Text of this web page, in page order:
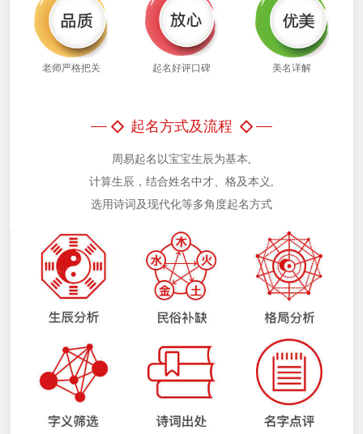
老师严格把关 起名好评口碑 美名详解
◇ 起名方式及流程 ◇
周易起名以宝宝生辰为基本,
计算生辰，结合姓名中才、格及本义,
选用诗词及现代化等多角度起名方式